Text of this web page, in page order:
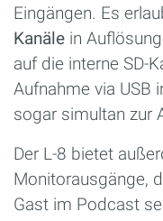
Eingängen. Es
Kanäle in
auf die interne SD-
Aufnahme via USB
sogar simultan zur
Der L-8 bietet
Monitorausgänge,
Gast im Podcast